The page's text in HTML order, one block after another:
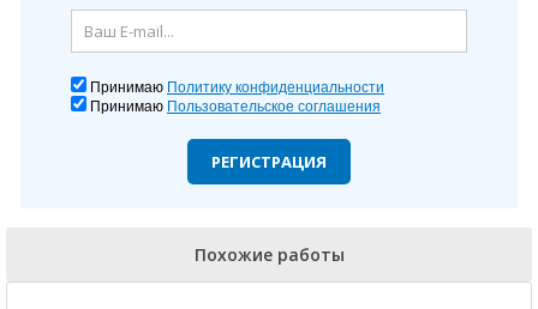
Принимаю Политику конфиденциальности
Принимаю Пользовательское соглашения
РЕГИСТРАЦИЯ
Похожие работы